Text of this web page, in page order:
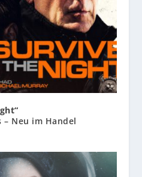
Neu im Handel